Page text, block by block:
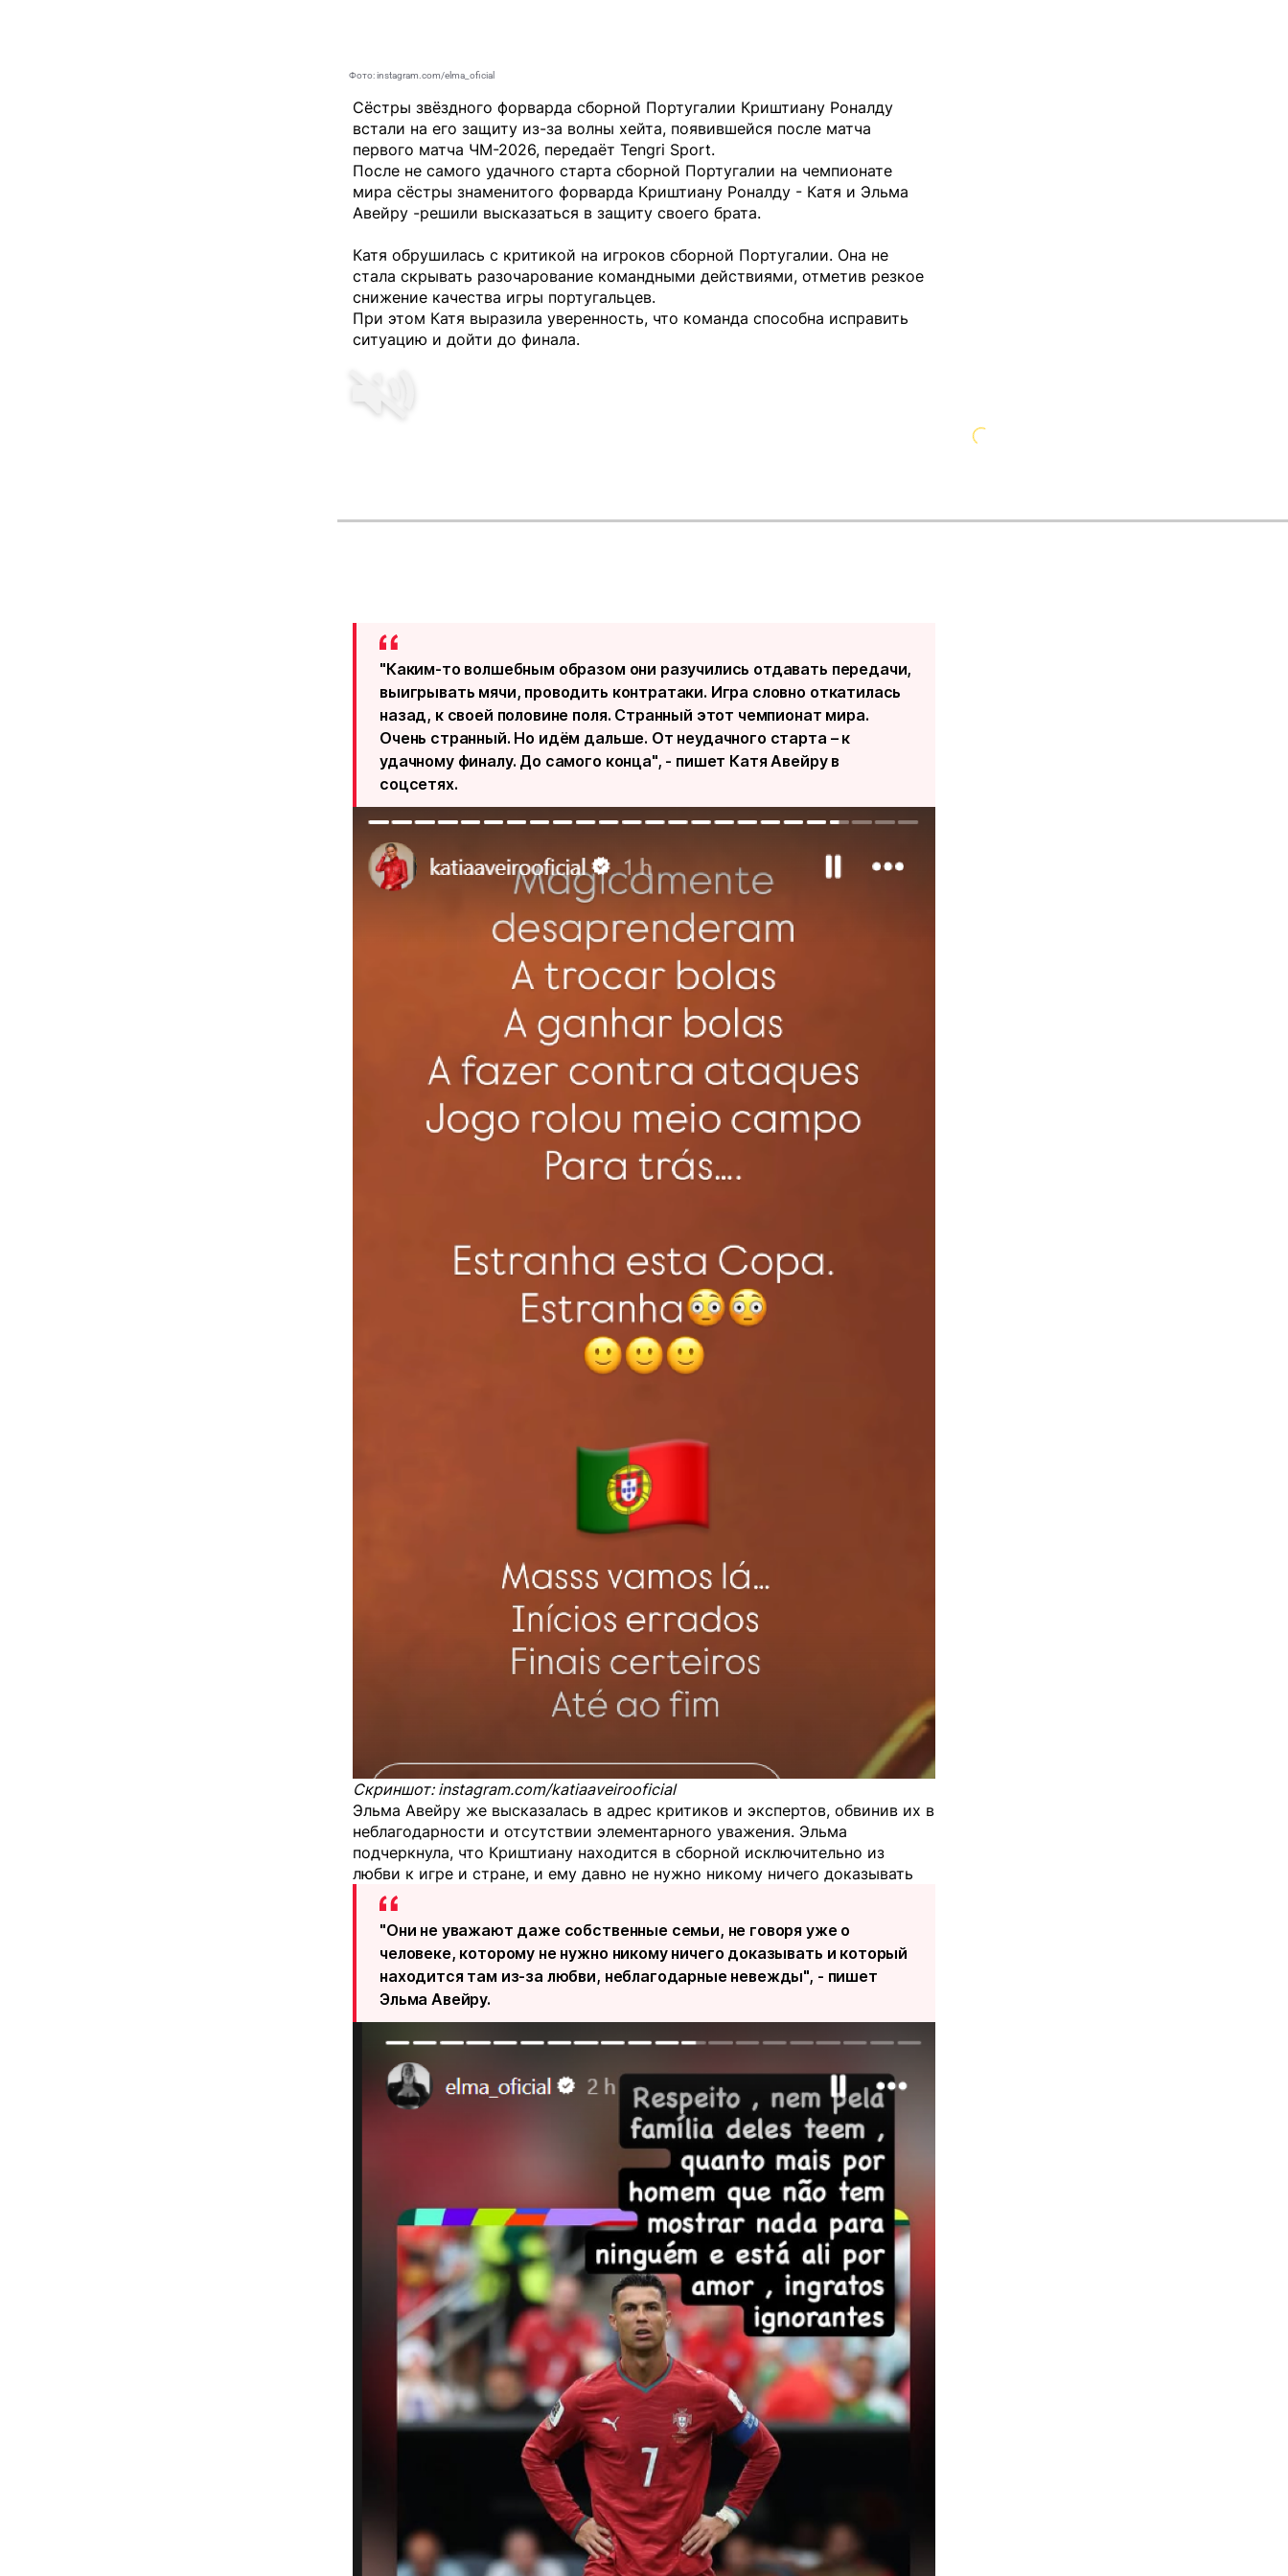
Фото: instagram.com/elma_oficial
Сёстры звёздного форварда сборной Португалии Криштиану Роналду
встали на его защиту из-за волны хейта, появившейся после матча
первого матча ЧМ-2026, передаёт Tengri Sport.
После не самого удачного старта сборной Португалии на чемпионате
мира сёстры знаменитого форварда Криштиану Роналду - Катя и Эльма
Авейру -решили высказаться в защиту своего брата.
Катя обрушилась с критикой на игроков сборной Португалии. Она не
стала скрывать разочарование командными действиями, отметив резкое
снижение качества игры португальцев.
При этом Катя выразила уверенность, что команда способна исправить
ситуацию и дойти до финала.
"Каким-то волшебным образом они разучились отдавать передачи,
выигрывать мячи, проводить контратаки. Игра словно откатилась
назад, к своей половине поля. Странный этот чемпионат мира.
Очень странный. Но идём дальше. От неудачного старта – к
удачному финалу. До самого конца", - пишет Катя Авейру в
соцсетях.
Скриншот: instagram.com/katiaaveirooficial
Эльма Авейру же высказалась в адрес критиков и экспертов, обвинив их в
неблагодарности и отсутствии элементарного уважения. Эльма
подчеркнула, что Криштиану находится в сборной исключительно из
любви к игре и стране, и ему давно не нужно никому ничего доказывать
"Они не уважают даже собственные семьи, не говоря уже о
человеке, которому не нужно никому ничего доказывать и который
находится там из-за любви, неблагодарные невежды", - пишет
Эльма Авейру.